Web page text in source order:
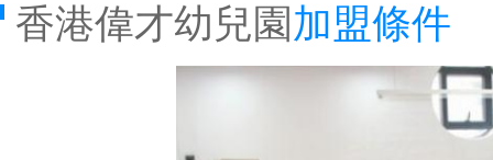
香港偉才幼兒園加盟條件